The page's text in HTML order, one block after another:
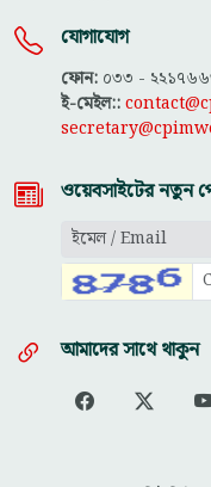
যোগাযোগ
ফোন: ০৩৩ -
ই-মেইল::
ওয়েবসাইটের নতুন
আমাদের সাথে থাকুন